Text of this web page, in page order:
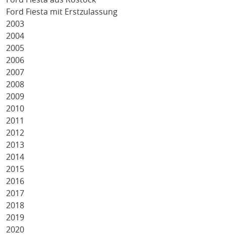
Ford Fiesta mit Erstzulassung
2003
2004
2005
2006
2007
2008
2009
2010
2011
2012
2013
2014
2015
2016
2017
2018
2019
2020